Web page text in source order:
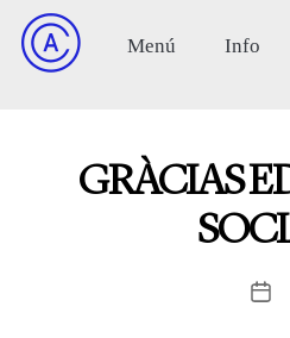
GRÀCIAS